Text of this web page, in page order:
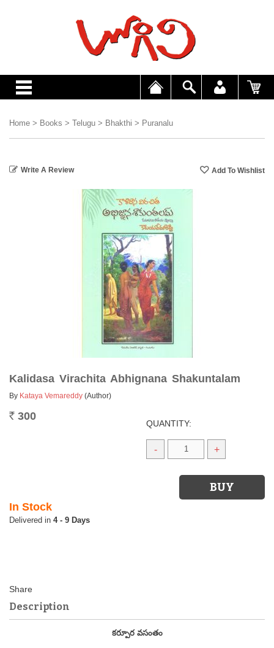
Home > Books > Telugu > Bhakthi > Puranalu
Write A Review
Kalidasa Virachita Abhignana Shakuntalam
By Kataya Vemareddy (Author)
Rs. 300
QUANTITY:
- +
In Stock
4 - 9 Days
Description
కర్పూర వసంతం